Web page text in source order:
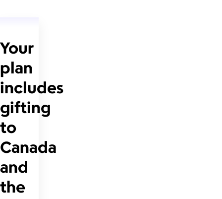
Your
plan
includes
gifting
to
Canada
and
the